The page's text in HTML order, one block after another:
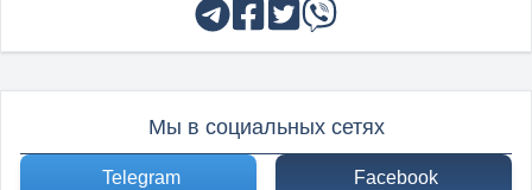
Мы в социальных сетях
Telegram Facebook